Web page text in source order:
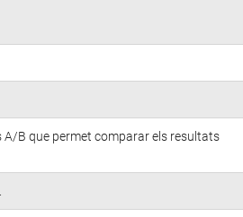
B que permet comparar els resultats